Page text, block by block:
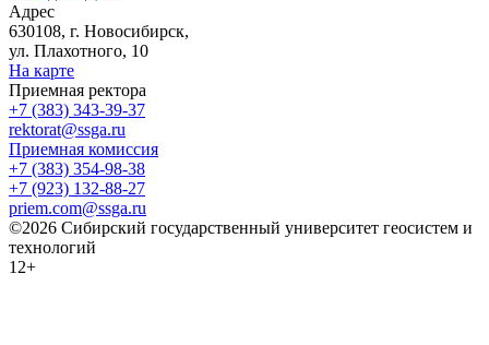
Адрес
630108, г. Новосибирск,
ул. Плахотного, 10
На карте
Приемная ректора
+7 (383) 343-39-37
rektorat@ssga.ru
Приемная комиссия
+7 (383) 354-98-38
+7 (923) 132-88-27
priem.com@ssga.ru
©2026 Сибирский государственный университет геосистем и
технологий
12+